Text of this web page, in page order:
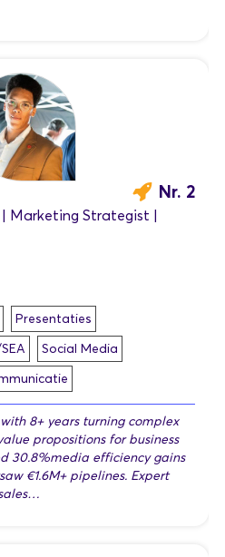
Nr. 2
Marketing Strategist |
Presentaties
Social Media
8+ years turning complex
propositions for business
30.8%media efficiency gains
€1.6M+ pipelines. Expert